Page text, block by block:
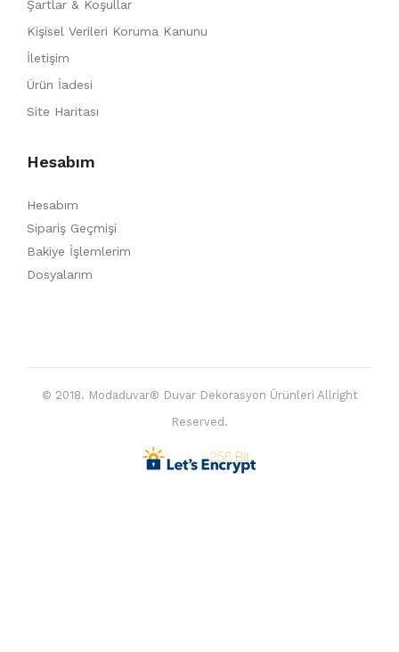
Şartlar & Koşullar
Kişisel Verileri Koruma Kanunu
İletişim
Ürün İadesi
Site Haritası
Hesabım
Hesabım
Sipariş Geçmişi
Bakiye İşlemlerim
Dosyalarım
© 2018. Modaduvar® Duvar Dekorasyon Ürünleri Allright
Reserved.